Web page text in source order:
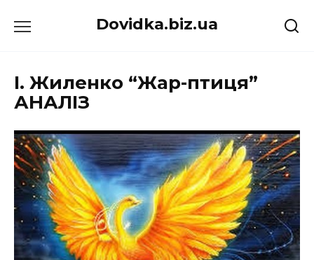
до
Dovidka.biz.ua
І. Жиленко “Жар-птиця”
АНАЛІЗ